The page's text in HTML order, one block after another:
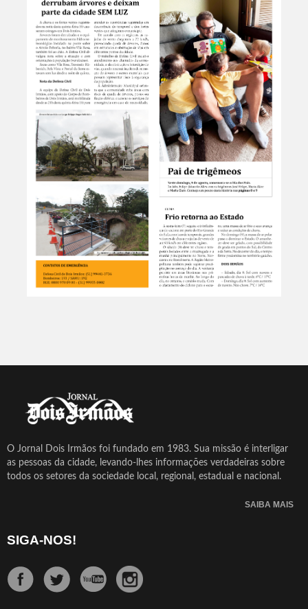
O Jornal Dois Irmãos foi fundado em 1983. Sua missão é interligar
as pessoas da cidade, levando-lhes informações verdadeiras sobre
todos os setores da sociedade local, regional, estadual e nacional.
SAIBA MAIS
SIGA-NOS!